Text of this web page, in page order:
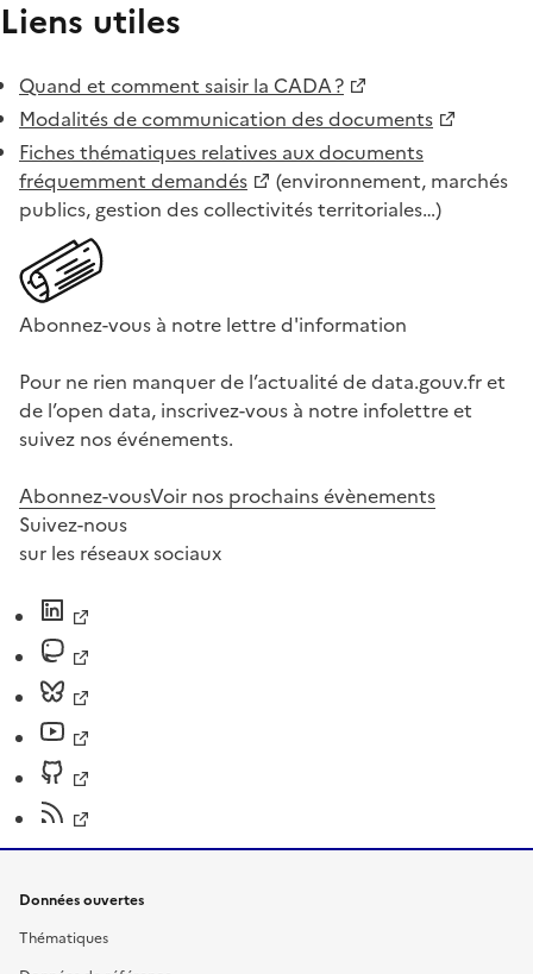
Liens utiles
Quand et comment saisir la CADA ?
Modalités de communication des documents
Fiches thématiques relatives aux documents
fréquemment demandés
(environnement, marchés
publics, gestion des collectivités territoriales…)
Abonnez-vous à notre lettre d'information
Pour ne rien manquer de l’actualité de data.gouv.fr et
de l’open data, inscrivez-vous à notre infolettre et
suivez nos événements.
Abonnez-vousVoir nos prochains évènements
Suivez-nous
sur les réseaux sociaux
Données ouvertes
Thématiques